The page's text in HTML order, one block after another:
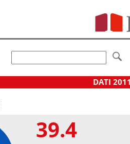
DATI 2011
39.4